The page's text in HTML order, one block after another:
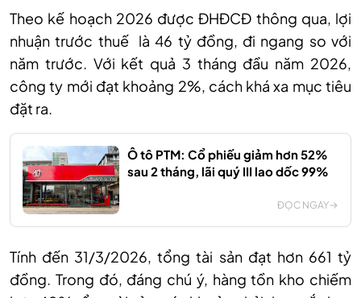
Theo kế hoạch 2026 được ĐHĐCĐ thông qua, lợi
nhuận trước thuế là 46 tỷ đồng, đi ngang so với
năm trước. Với kết quả 3 tháng đầu năm 2026,
công ty mới đạt khoảng 2%, cách khá xa mục tiêu
đặt ra.
Ô tô PTM: Cổ phiếu giảm hơn 52%
sau 2 tháng, lãi quý III lao dốc 99%
ĐỌC NGAY
Tính đến 31/3/2026, tổng tài sản đạt hơn 661 tỷ
đồng. Trong đó, đáng chú ý, hàng tồn kho chiếm